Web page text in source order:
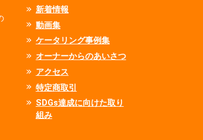
新着情報
動画集
ケータリング事例集
オーナーからのあいさつ
アクセス
特定商取引
SDGs達成に向けた取り
組み